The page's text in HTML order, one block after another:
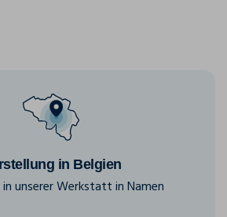
in Belgien
unserer Werkstatt in Namen